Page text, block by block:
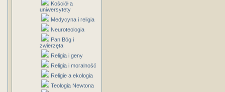
Kościół a
uniwersytety
Medycyna i religia
Neuroteologia
Pan Bóg i
zwierzęta
Religia i geny
Religia i moralność
Religie a ekologia
Teologia Newtona